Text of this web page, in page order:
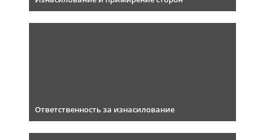
Ответственность за изнасилование